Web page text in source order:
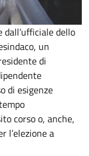
dello
un
di
di esigenze
corso o, anche,
l’elezione a